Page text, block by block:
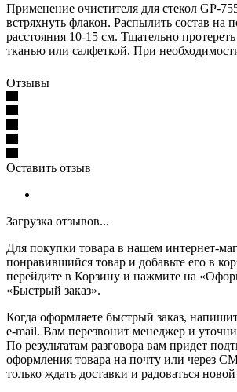
Применение очистителя для стекол GP-
встряхнуть флакон. Распылить состав на
расстояния 10-15 см. Тщательно
тканью или салфеткой. При
Отзывы
Оставить отзыв
Загрузка отзывов...
Для покупки товара в нашем интернет-
понравившийся товар и добавьте его в
перейдите в Корзину и нажмите на
«Быстрый заказ».
Когда оформляете быстрый заказ,
e-mail. Вам перезвонит менеджер и
По результатам разговора вам придет
оформления товара на почту или через
только ждать доставки и радоваться